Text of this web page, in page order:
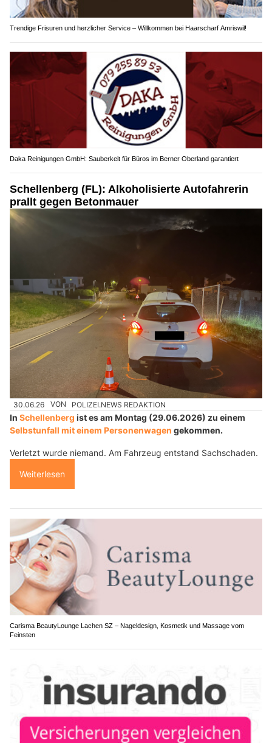
Trendige Frisuren und herzlicher Service – Willkommen bei Haarscharf Amriswil!
Daka Reinigungen GmbH: Sauberkeit für Büros im Berner Oberland garantiert
Schellenberg (FL): Alkoholisierte Autofahrerin
prallt gegen Betonmauer
30.06.26 VON POLIZEI.NEWS REDAKTION
In Schellenberg ist es am Montag (29.06.2026) zu einem
Selbstunfall mit einem Personenwagen gekommen.
Verletzt wurde niemand. Am Fahrzeug entstand Sachschaden.
Weiterlesen
Carisma BeautyLounge Lachen SZ – Nageldesign, Kosmetik und Massage vom
Feinsten